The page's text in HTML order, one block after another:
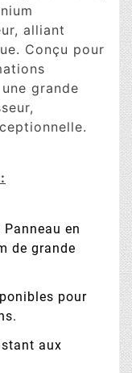
alliant
Conçu pour
grande
Panneau en
de grande
pour
aux